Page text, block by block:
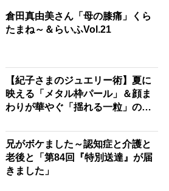
イバル術
倉田真由美さん「母の膝痛」くら
たまね～＆らいふVol.21
【紀子さまのジュエリー術】夏に
映える「メタル枠パール」＆顔ま
わりが華やぐ「揺れる一粒」の使
兄がボケました～認知症と介護と
老後と「第84回『特別送達』が届
きました」